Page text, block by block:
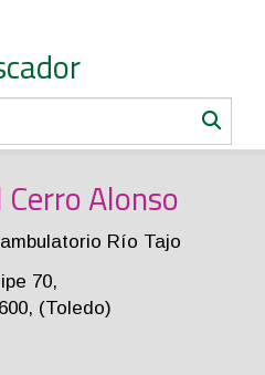
Alonso
Río Tajo
70,
, (Toledo)